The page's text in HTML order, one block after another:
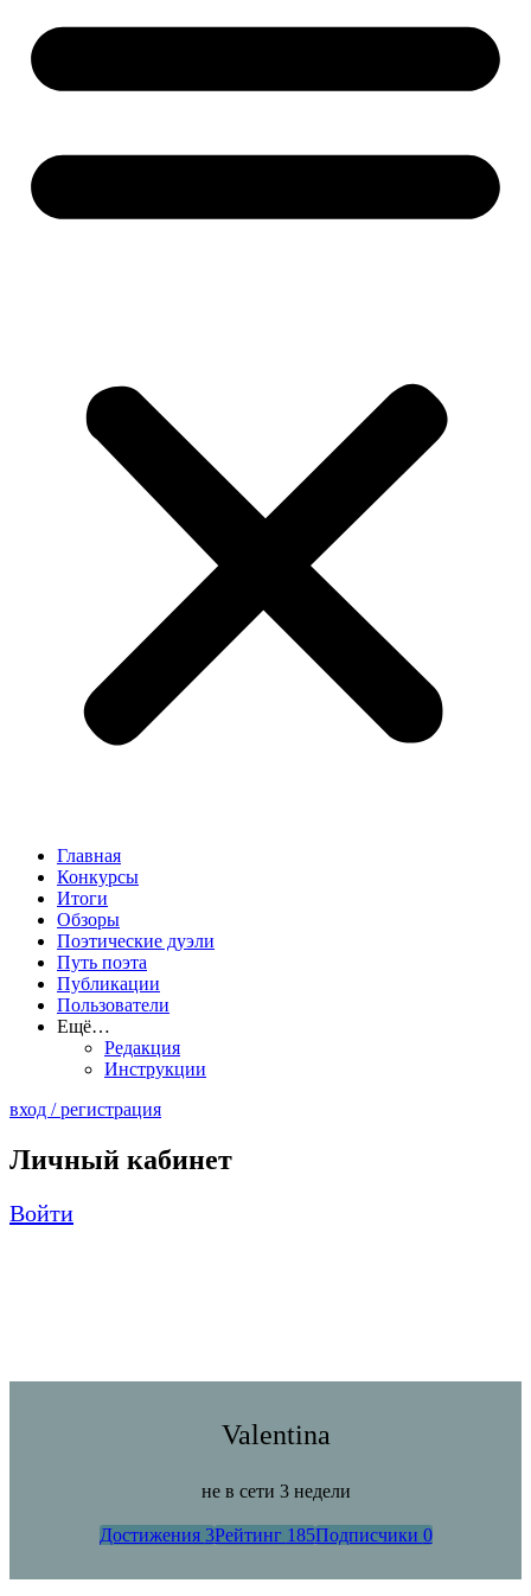
Главная
Конкурсы
Итоги
Обзоры
Поэтические дуэли
Путь поэта
Публикации
Пользователи
Ещё…
Редакция
Инструкции
вход / регистрация
Личный кабинет
Войти
Valentina
не в сети 3 недели
Достижения 3Рейтинг 185Подписчики 0